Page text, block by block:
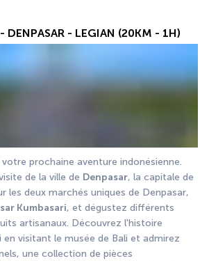
DENPASAR - LEGIAN (20KM - 1H)
prochaine aventure indonésienne.
de la ville de Denpasar, la capitale de
Kumbasari, et dégustez différents
artisanaux. Découvrez l'histoire
en visitant le musée de Bali et admirez
une collection de pièces